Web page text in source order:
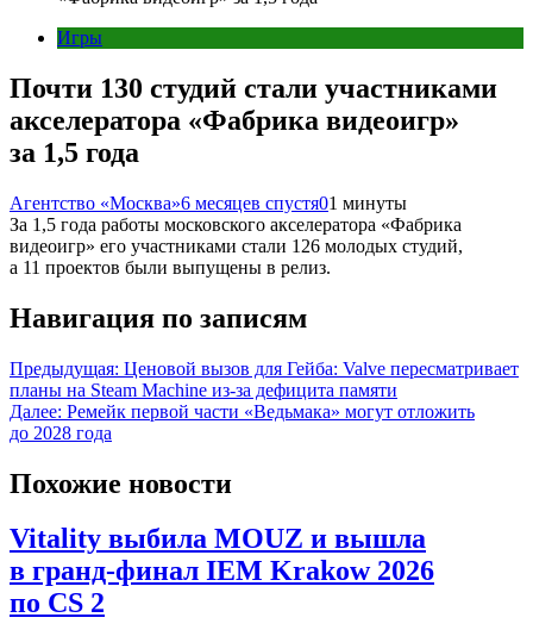
Игры
Почти 130 студий стали участниками
акселератора «Фабрика видеоигр»
за 1,5 года
Агентство «Москва»6 месяцев спустя01 минуты
За 1,5 года работы московского акселератора «Фабрика
видеоигр» его участниками стали 126 молодых студий,
а 11 проектов были выпущены в релиз.
Навигация по записям
Предыдущая: Ценовой вызов для Гейба: Valve пересматривает
планы на Steam Machine из-за дефицита памяти
Далее: Ремейк первой части «Ведьмака» могут отложить
до 2028 года
Похожие новости
Vitality выбила MOUZ и вышла
в гранд-финал IEM Krakow 2026
по CS 2